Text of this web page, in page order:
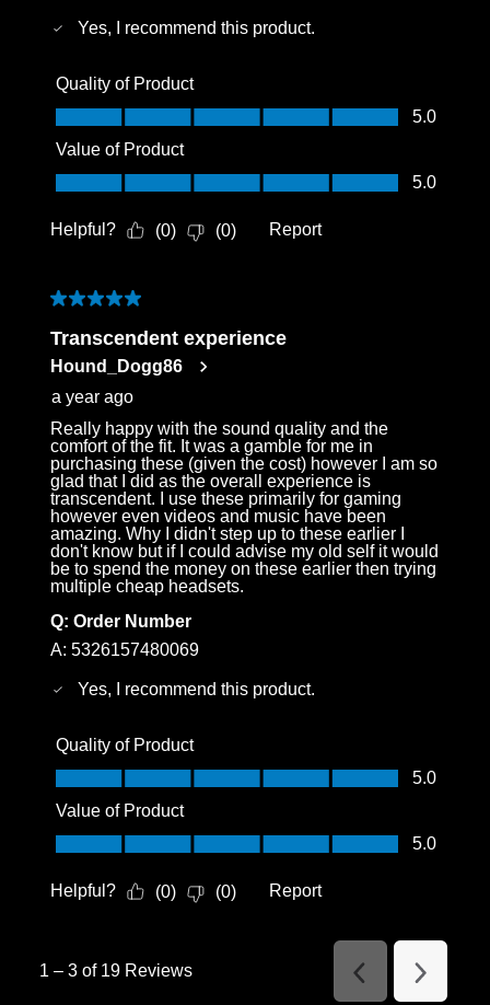
Yes, I recommend this product.
Quality of Product
Quality of Product, 5.0 out of 5
5.0
Value of Product
Value of Product, 5.0 out of 5
5.0
Helpful? (0) (0) Report
5 out of 5 stars.
Transcendent experience
Hound_Dogg86
a year ago
Really happy with the sound quality and the
comfort of the fit. It was a gamble for me in
purchasing these (given the cost) however I am so
glad that I did as the overall experience is
transcendent. I use these primarily for gaming
however even videos and music have been
amazing. Why I didn't step up to these earlier I
don't know but if I could advise my old self it would
be to spend the money on these earlier then trying
multiple cheap headsets.
Q: Order Number
A: 5326157480069
Yes, I recommend this product.
Quality of Product
Quality of Product, 5.0 out of 5
5.0
Value of Product
Value of Product, 5.0 out of 5
5.0
Helpful? (0) (0) Report
1 – 3 of 19 Reviews
Previous
Reviews
Next
Reviews